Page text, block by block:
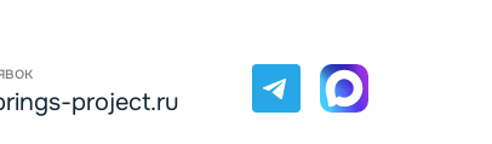
project.ru
Telegram